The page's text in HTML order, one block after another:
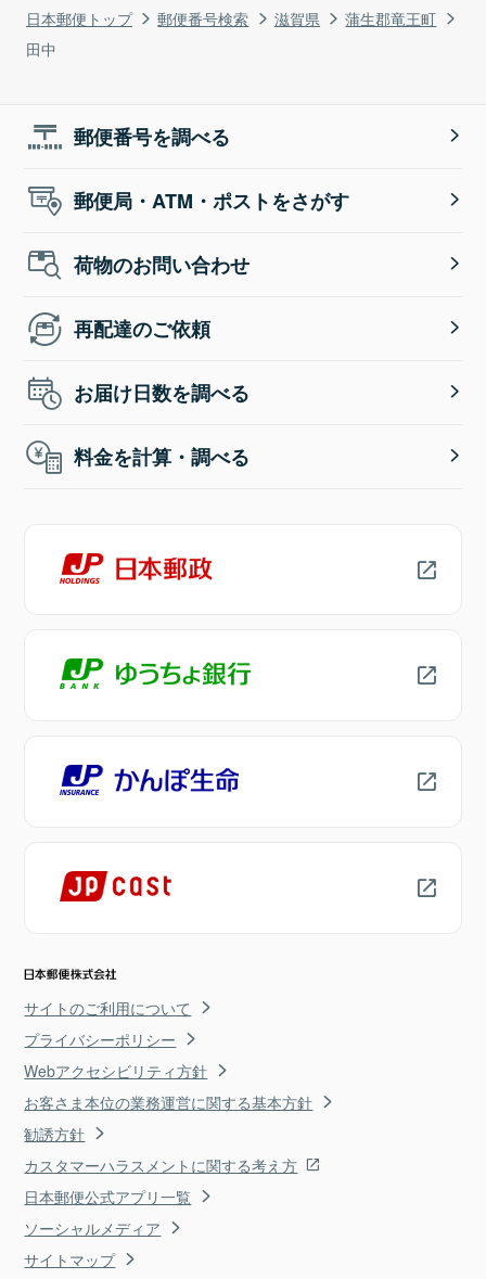
日本郵便トップ 郵便番号検索 滋賀県
蒲生郡竜王町
田中
郵便番号を調べる
郵便局・ATM・ポストをさがす
荷物のお問い合わせ
再配達のご依頼
お届け日数を調べる
料金を計算・調べる
サイトのご利用について
プライバシーポリシー
Webアクセシビリティ方針
お客さま本位の業務運営に関する基本方針
勧誘方針
カスタマーハラスメントに関する考え方
日本郵便公式アプリ一覧
ソーシャルメディア
サイトマップ